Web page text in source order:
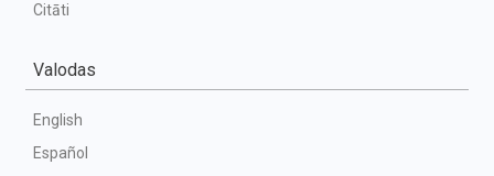
Citāti
Valodas
English
Español